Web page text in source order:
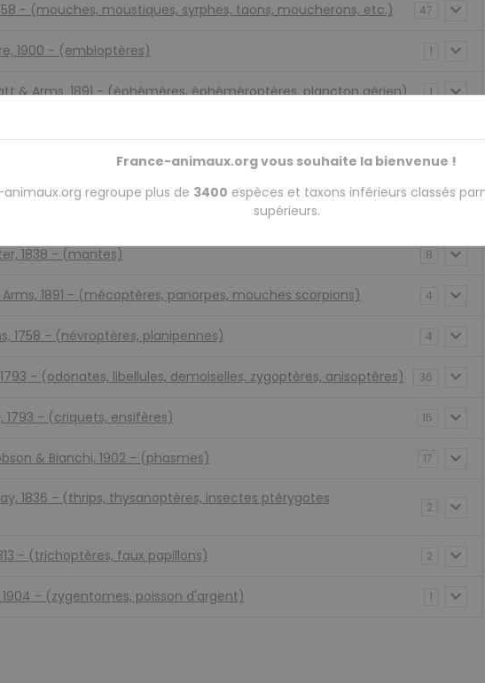
- (mouches, moustiques, syrphes, taons, moucherons, etc.) 47
1900 - (embioptères) 1
& Arms, 1891 - (éphémères, éphéméroptères, plancton aérien) 1
1758 - (cigales, Peloridiidae, punaises, cochenilles, etc.)
1758 - (abeilles, guêpes, fourmis etc.)
1758 - (papillons)
1838 - (mantes) 8
1891 - (mécoptères, panorpes, mouches scorpions) 4
1758 - (névroptères, planipennes) 4
- (odonates, libellules, demoiselles, zygoptères, anisoptères) 36
1793 - (criquets, ensifères) 15
& Bianchi, 1902 - (phasmes) 17
1836 - (thrips, thysanoptères, insectes ptérygotes
2
- (trichoptères, faux papillons) 2
- (zygentomes, poisson d'argent) 1
France-animaux.org vous souhaite la bienvenue !
regroupe plus de 3400 espèces et taxons inférieurs classés
supérieurs.